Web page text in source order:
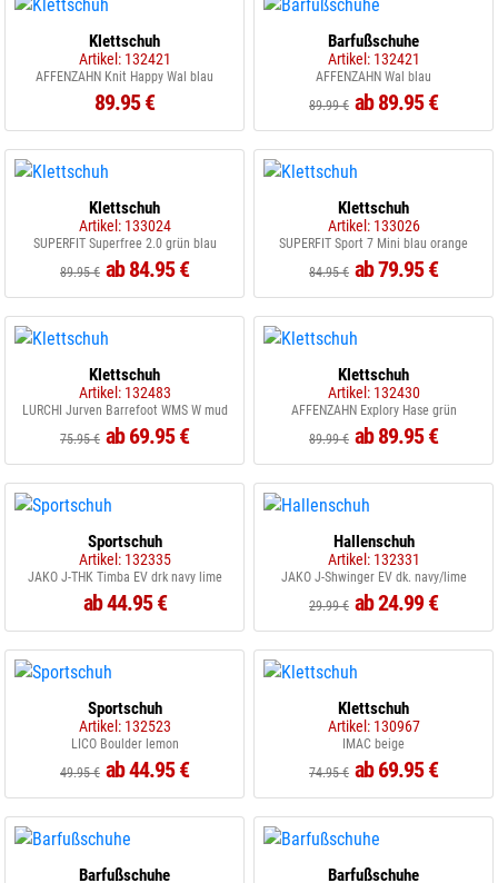
Klettschuh
Artikel: 132421
AFFENZAHN Knit Happy Wal blau
89.95 €
Barfußschuhe
Artikel: 132421
AFFENZAHN Wal blau
89.99 € ab 89.95 €
Klettschuh
Artikel: 133024
SUPERFIT Superfree 2.0 grün blau
89.95 € ab 84.95 €
Klettschuh
Artikel: 133026
SUPERFIT Sport 7 Mini blau orange
84.95 € ab 79.95 €
Klettschuh
Artikel: 132483
LURCHI Jurven Barrefoot WMS W mud
75.95 € ab 69.95 €
Klettschuh
Artikel: 132430
AFFENZAHN Explory Hase grün
89.99 € ab 89.95 €
Sportschuh
Artikel: 132335
JAKO J-THK Timba EV drk navy lime
ab 44.95 €
Hallenschuh
Artikel: 132331
JAKO J-Shwinger EV dk. navy/lime
29.99 € ab 24.99 €
Sportschuh
Artikel: 132523
LICO Boulder lemon
49.95 € ab 44.95 €
Klettschuh
Artikel: 130967
IMAC beige
74.95 € ab 69.95 €
Barfußschuhe Barfußschuhe